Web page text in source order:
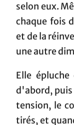
selon eux.
chaque fois
et de la
une autre
Elle
d'abord, puis
tension, le
tirés, et